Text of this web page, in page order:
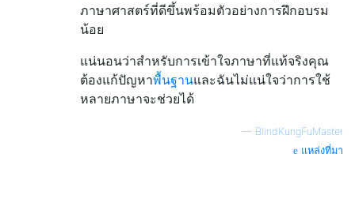
ภาษาศาสตร์ที่ดีขึ้นพร้อมตัวอย่างการฝึกอบรม
น้อย
แน่นอนว่าสำหรับการเข้าใจภาษาที่แท้จริงคุณ
ต้องแก้ปัญหาพื้นฐานและฉันไม่แน่ใจว่าการใช้
หลายภาษาจะช่วยได้
— BlindKungFuMaster
แหล่งที่มา